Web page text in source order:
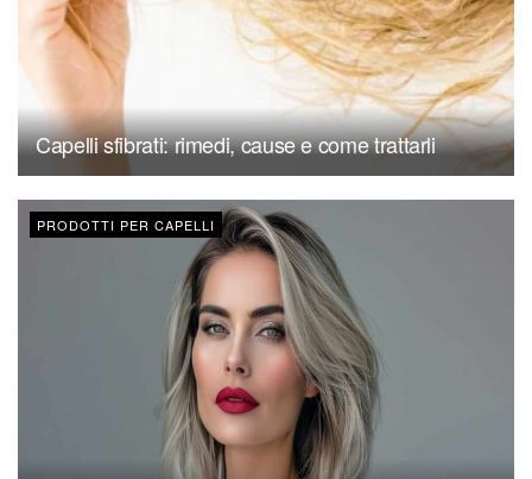
Capelli sfibrati: rimedi, cause e come trattarli
PRODOTTI PER CAPELLI